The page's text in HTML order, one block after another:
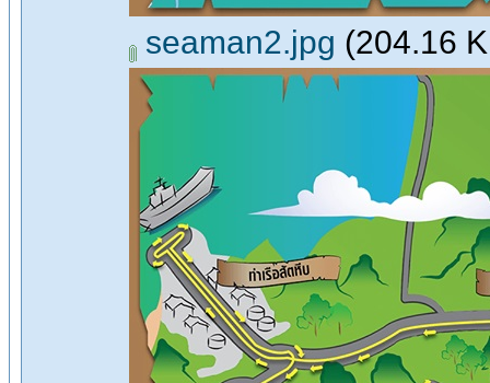
seaman2.jpg (204.16